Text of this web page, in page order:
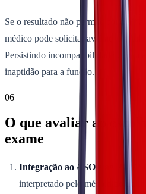
Se o resultado não permite concluir
médico pode solicitar avaliação
Persistindo incompatibilidade com a
inaptidão para a função.
06
O que avaliar ao
exame
Integração ao ASO e ao
interpretado pelo médico do